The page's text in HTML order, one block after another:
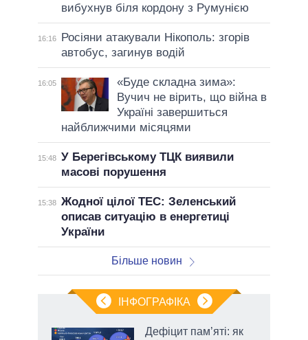
вибухнув біля кордону з Румунією
16:16
Росіяни атакували Нікополь: згорів
автобус, загинув водій
16:05
«Буде складна зима»:
Вучич не вірить, що війна в
Україні завершиться
найближчими місяцями
15:48 У Берегівському ТЦК виявили
масові порушення
15:38 Жодної цілої ТЕС: Зеленський
описав ситуацію в енергетиці
України
Більше новин
ІНФОГРАФІКА
Дефіцит пам’яті: як